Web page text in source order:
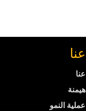
عنا
عنا
هيمنة
عملية النمو